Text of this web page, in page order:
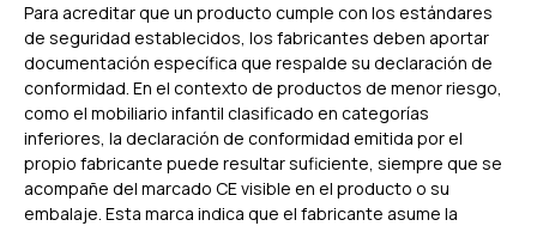
Para acreditar que un producto cumple con los estándares
de seguridad establecidos, los fabricantes deben aportar
documentación específica que respalde su declaración de
conformidad. En el contexto de productos de menor riesgo,
como el mobiliario infantil clasificado en categorías
inferiores, la declaración de conformidad emitida por el
propio fabricante puede resultar suficiente, siempre que se
acompañe del marcado CE visible en el producto o su
embalaje. Esta marca indica que el fabricante asume la